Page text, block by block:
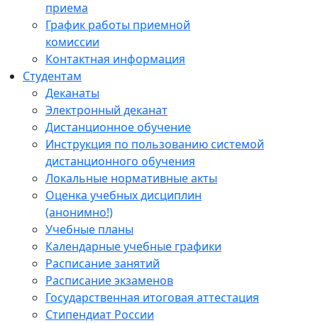
приема
График работы приемной
комиссии
Контактная информация
Студентам
Деканаты
Электронный деканат
Дистанционное обучение
Инструкция по пользованию системой
дистанционного обучения
Локальные нормативные акты
Оценка учебных дисциплин
(анонимно!)
Учебные планы
Календарные учебные графики
Расписание занятий
Расписание экзаменов
Государственная итоговая аттестация
Стипендиат России